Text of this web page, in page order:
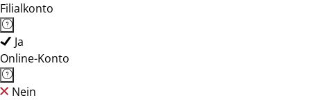
Filialkonto
Ja
Online-Konto
Nein